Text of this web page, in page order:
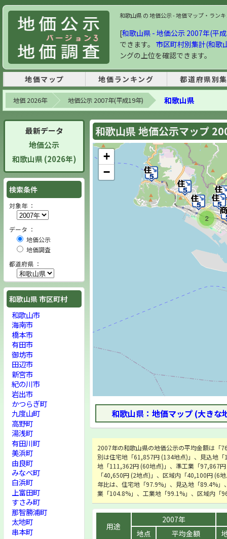
和歌山県 の 地価公示 - 地価マップ・ラン
[和歌山県 - 地価公示 2007年(平
できます。 市区町村別集計(和歌
ングの上位を確認できます。
地価マップ 地価ランキング 都道府県別
地価 2026年 地価公示 2007年(平成19年) 和歌山県
和歌山県 地価公示マップ
2
+
−
和歌山県：地価マップ (大きな
2007年の和歌山県の地価公示の平均金額は「
別は住宅地「61,857円 (134地点)」、見込地
地「111,362円 (60地点)」、準工業「97,867
「40,650円 (2地点)」、区域内「40,100円 (6
年比は、住宅地「97.9%」、見込地「89.4%
業「104.8%」、工業地「99.1%」、区域内「
用途
2007年
地点
平均金額
最新データ
地価公示
和歌山県 (2026年)
検索条件
対象年 ：
データ ：
地価公示
地価調査
都道府県 ：
和歌山県 市区町村
和歌山市
海南市
橋本市
有田市
御坊市
田辺市
新宮市
紀の川市
岩出市
かつらぎ町
九度山町
高野町
湯浅町
有田川町
美浜町
由良町
みなべ町
白浜町
上富田町
すさみ町
那智勝浦町
太地町
串本町